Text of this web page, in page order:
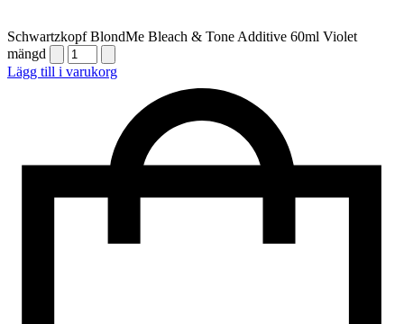
Schwartzkopf BlondMe Bleach & Tone Additive 60ml Violet
mängd
Lägg till i varukorg